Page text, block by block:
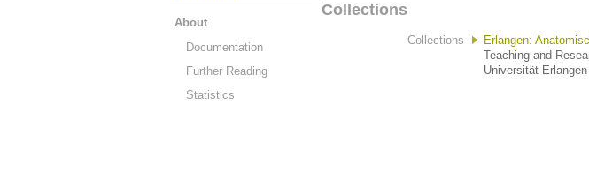
About
Documentation
Further Reading
Statistics
Collections
Collections
Erlangen:
Teaching and
Universität